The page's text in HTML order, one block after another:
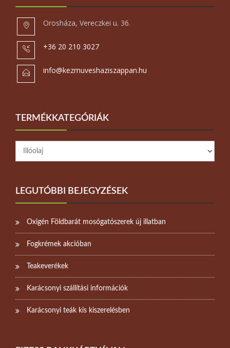
Orosháza, Vereczkei u. 36.
+36 20 210 3027
info@kezmuveshaziszappan.hu
TERMÉKKATEGÓRIÁK
LEGUTÓBBI BEJEGYZÉSEK
Oxigén Földbarát mosógatószerek új illatban
Fogkrémek akcióban
Teakeverékek
Karácsonyi szállítási információk
Karácsonyi teák kis kiszerelésben